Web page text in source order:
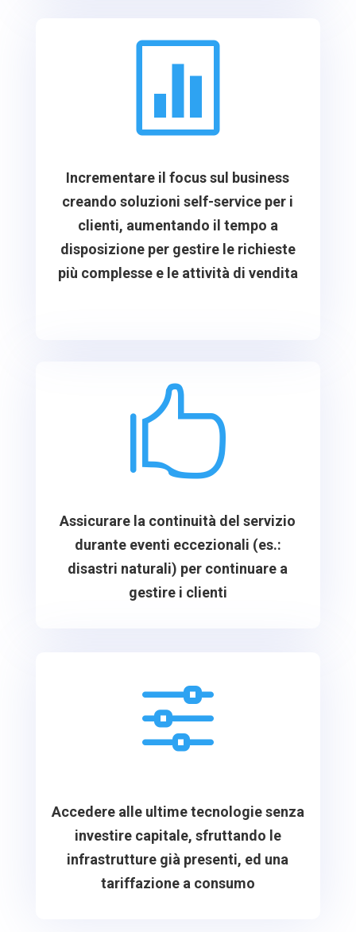

Incrementare il focus sul business
creando soluzioni self-service per i
clienti, aumentando il tempo a
disposizione per gestire le richieste
più complesse e le attività di vendita

Assicurare la continuità del servizio
durante eventi eccezionali (es.:
disastri naturali) per continuare a
gestire i clienti
f
Accedere alle ultime tecnologie senza
investire capitale, sfruttando le
infrastrutture già presenti, ed una
tariffazione a consumo